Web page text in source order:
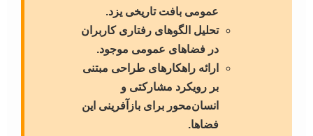
عمومی بافت تاریخی یزد.
تحلیل الگوهای رفتاری کاربران
در فضاهای عمومی موجود.
ارائه راهکارهای طراحی مبتنی
بر رویکرد مشارکتی و
انسان‌محور برای بازآفرینی این
فضاها.